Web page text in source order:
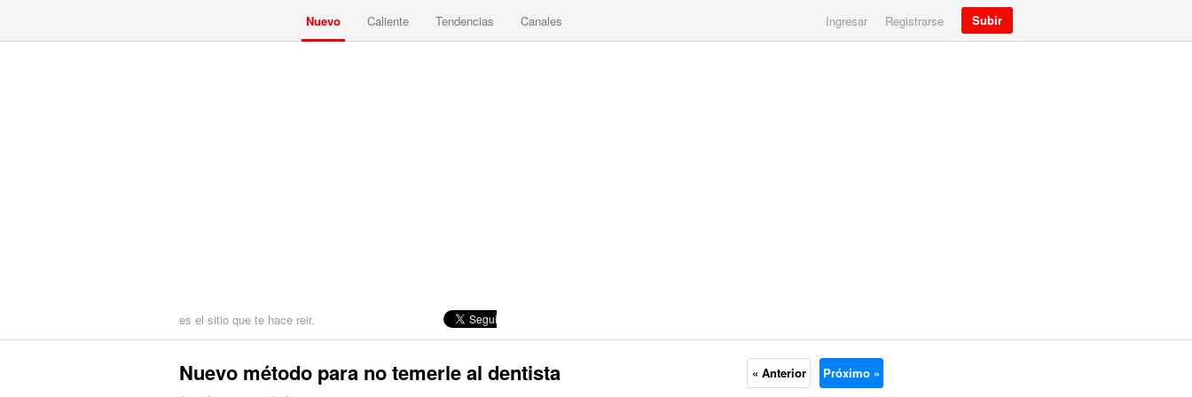
Nuevo Caliente Tendencias Canales Ingresar Registrarse Subir
es el sitio que te hace reir.
Nuevo método para no temerle al dentista « Anterior Próximo »